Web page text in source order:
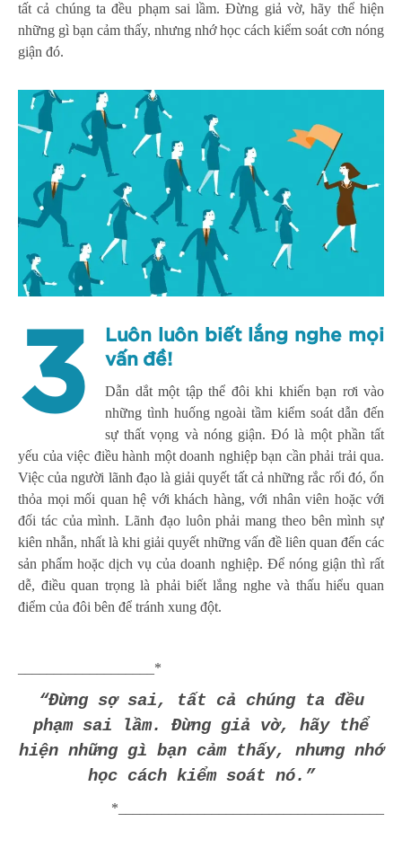
tất cả chúng ta đều phạm sai lầm. Đừng giả vờ, hãy thể hiện
những gì bạn cảm thấy, nhưng nhớ học cách kiểm soát cơn nóng
giận đó.
3
Luôn luôn biết lắng nghe mọi
vấn đề!
Dẫn dắt một tập thể đôi khi khiến bạn rơi vào
những tình huống ngoài tầm kiểm soát dẫn đến
sự thất vọng và nóng giận. Đó là một phần tất
yếu của việc điều hành một doanh nghiệp bạn cần phải trải qua.
Việc của người lãnh đạo là giải quyết tất cả những rắc rối đó, ổn
thỏa mọi mối quan hệ với khách hàng, với nhân viên hoặc với
đối tác của mình. Lãnh đạo luôn phải mang theo bên mình sự
kiên nhẫn, nhất là khi giải quyết những vấn đề liên quan đến các
sản phẩm hoặc dịch vụ của doanh nghiệp. Để nóng giận thì rất
dễ, điều quan trọng là phải biết lắng nghe và thấu hiểu quan
điểm của đôi bên để tránh xung đột.
___________________*
“Đừng sợ sai, tất cả chúng ta đều
phạm sai lầm. Đừng giả vờ, hãy thể
hiện những gì bạn cảm thấy, nhưng nhớ
học cách kiểm soát nó.”
*_____________________________________